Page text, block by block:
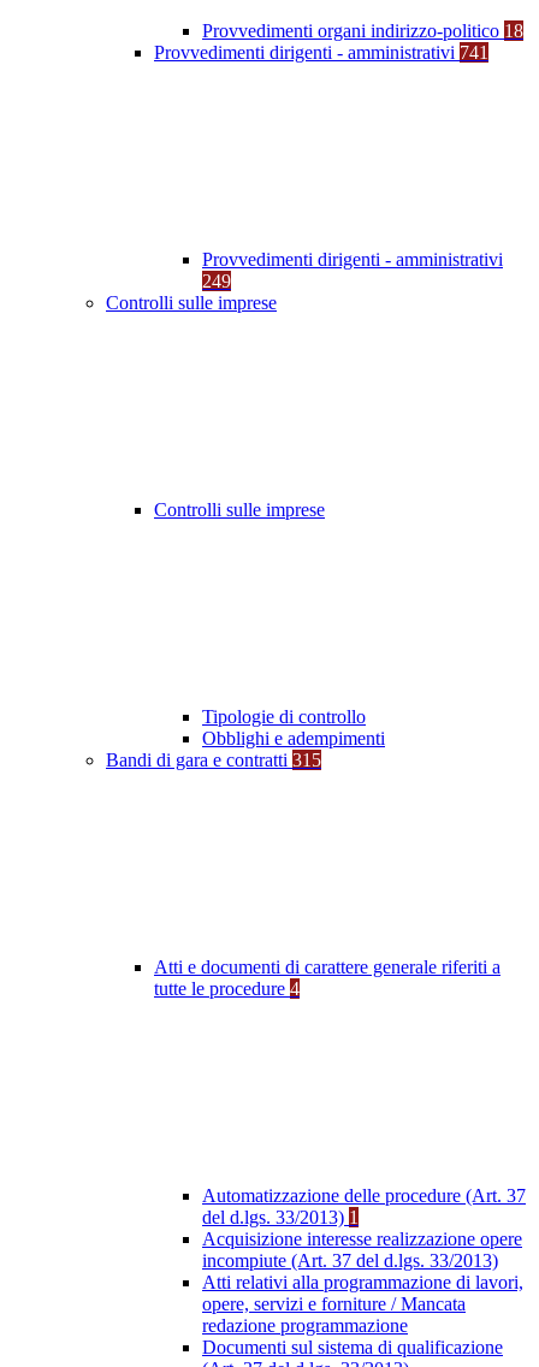
Provvedimenti organi indirizzo-politico 18
Provvedimenti dirigenti - amministrativi 741
Provvedimenti dirigenti - amministrativi
249
Controlli sulle imprese
Controlli sulle imprese
Tipologie di controllo
Obblighi e adempimenti
Bandi di gara e contratti 315
Atti e documenti di carattere generale riferiti a
tutte le procedure 4
Automatizzazione delle procedure (Art. 37
del d.lgs. 33/2013) 1
Acquisizione interesse realizzazione opere
incompiute (Art. 37 del d.lgs. 33/2013)
Atti relativi alla programmazione di lavori,
opere, servizi e forniture / Mancata
redazione programmazione
Documenti sul sistema di qualificazione